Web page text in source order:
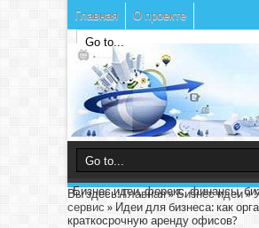
Главная О проекте
Бизнес идеи, форекс, финансы,
Вы здесь:Главная»Бизнес идеи»
сервис » Идеи для бизнеса: как
краткосрочную аренду офисов?